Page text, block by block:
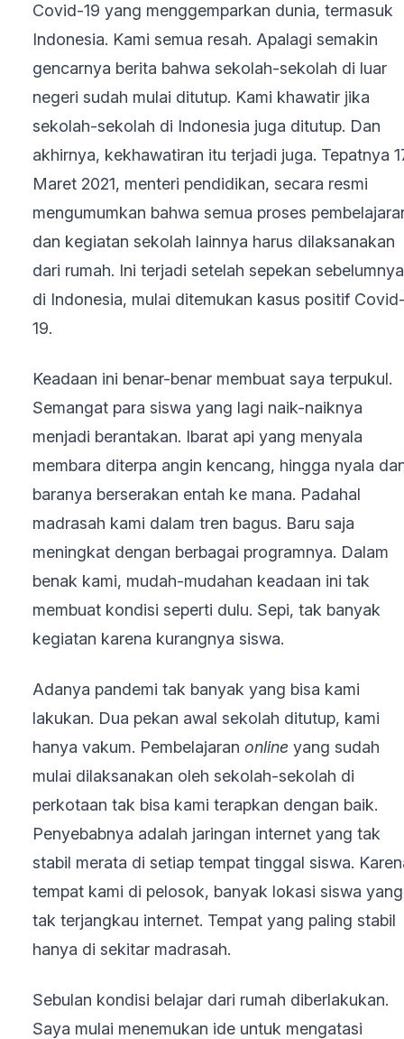
Covid-19 yang menggemparkan dunia, termasuk
Indonesia. Kami semua resah. Apalagi semakin
gencarnya berita bahwa sekolah-sekolah di luar
negeri sudah mulai ditutup. Kami khawatir jika
sekolah-sekolah di Indonesia juga ditutup. Dan
akhirnya, kekhawatiran itu terjadi juga. Tepatnya
Maret 2021, menteri pendidikan, secara resmi
mengumumkan bahwa semua proses
dan kegiatan sekolah lainnya harus dilaksanakan
dari rumah. Ini terjadi setelah sepekan
di Indonesia, mulai ditemukan kasus positif
19.
Keadaan ini benar-benar membuat saya terpukul.
Semangat para siswa yang lagi naik-naiknya
menjadi berantakan. Ibarat api yang menyala
membara diterpa angin kencang, hingga nyala
baranya berserakan entah ke mana. Padahal
madrasah kami dalam tren bagus. Baru saja
meningkat dengan berbagai programnya. Dalam
benak kami, mudah-mudahan keadaan ini tak
membuat kondisi seperti dulu. Sepi, tak banyak
kegiatan karena kurangnya siswa.
Adanya pandemi tak banyak yang bisa kami
lakukan. Dua pekan awal sekolah ditutup, kami
hanya vakum. Pembelajaran online yang sudah
mulai dilaksanakan oleh sekolah-sekolah di
perkotaan tak bisa kami terapkan dengan baik.
Penyebabnya adalah jaringan internet yang tak
stabil merata di setiap tempat tinggal siswa.
tempat kami di pelosok, banyak lokasi siswa yang
tak terjangkau internet. Tempat yang paling stabil
hanya di sekitar madrasah.
Sebulan kondisi belajar dari rumah diberlakukan.
Saya mulai menemukan ide untuk mengatasi